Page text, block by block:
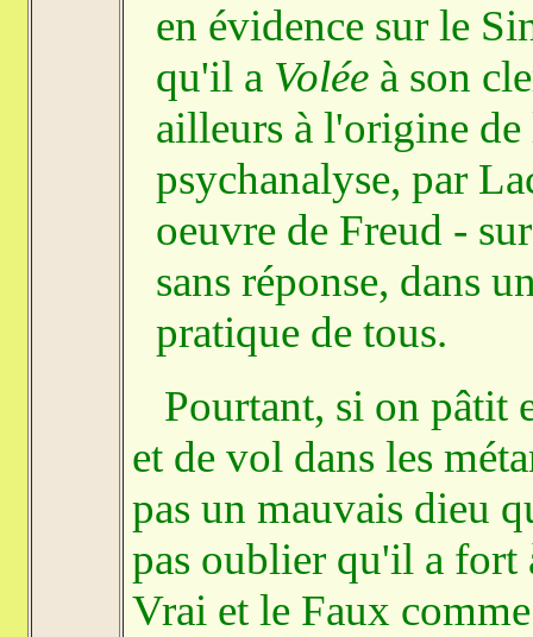
en évidence sur le
qu'il a Voléeà son
ailleurs à l'origine de
psychanalyse, par
oeuvre de Freud -
sans réponse, dans
pratique de tous.
Pourtant, si on pâtit
et de vol dans les
pas un mauvais dieu
pas oublier qu'il a fort
Vrai et le Faux